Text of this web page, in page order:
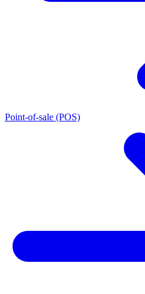
Point-of-sale (POS)